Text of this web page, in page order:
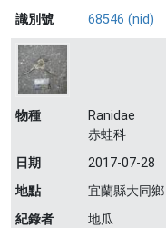
識別號
68546 (nid)
物種
Ranidae
赤蛙科
日期
2017-07-28
地點
宜蘭縣大同鄉
紀錄者
地瓜